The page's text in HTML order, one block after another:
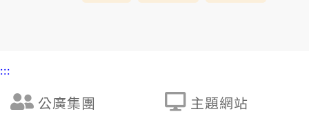
:::
公廣集團 主題網站